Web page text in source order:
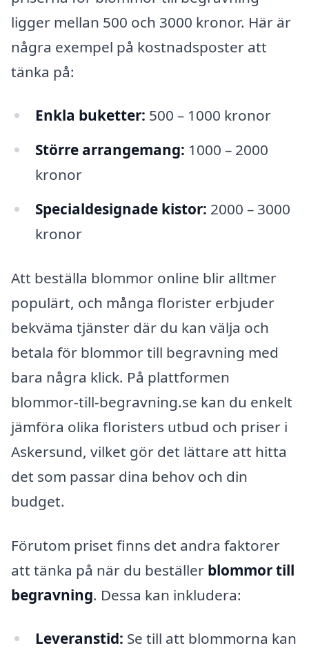
ligger mellan 500 och 3000 kronor. Här är
några exempel på kostnadsposter att
tänka på:
Enkla buketter: 500 – 1000 kronor
Större arrangemang: 1000 – 2000
kronor
Specialdesignade kistor: 2000 – 3000
kronor
Att beställa blommor online blir alltmer
populärt, och många florister erbjuder
bekväma tjänster där du kan välja och
betala för blommor till begravning med
bara några klick. På plattformen
blommor-till-begravning.se kan du enkelt
jämföra olika floristers utbud och priser i
Askersund, vilket gör det lättare att hitta
det som passar dina behov och din
budget.
Förutom priset finns det andra faktorer
att tänka på när du beställer blommor till
begravning. Dessa kan inkludera:
Leveranstid: Se till att blommorna kan